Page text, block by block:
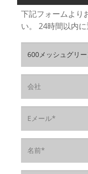
下記フォームより
い。 24時間以内に